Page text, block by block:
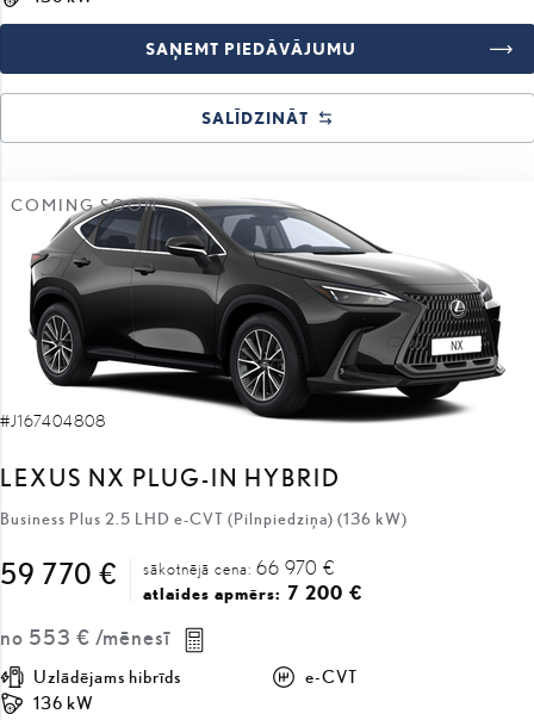
SAŅEMT PIEDĀVĀJUMU
SALĪDZINĀT
COMING SOON
#J167404808
LEXUS NX PLUG-IN HYBRID
Business Plus 2.5 LHD e-CVT (Pilnpiedziņa) (136 kW)
59 770 € sākotnējā cena: 66 970 €
atlaides apmērs: 7 200 €
no 553 € /mēnesī
Uzlādējams hibrīds
e-CVT
136 kW